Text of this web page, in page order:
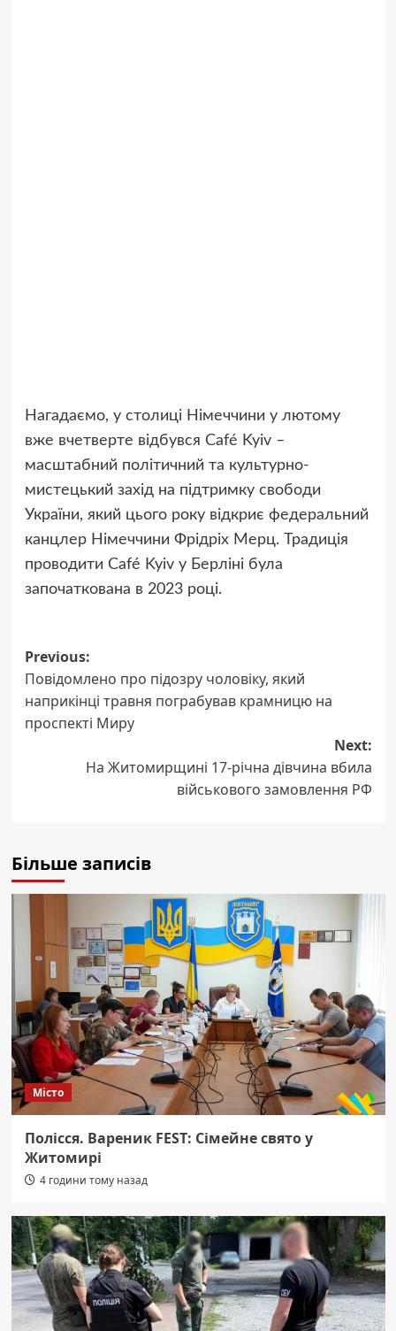
Нагадаємо, у столиці Німеччини у лютому
вже вчетверте відбувся Café Kyiv –
масштабний політичний та культурно-
мистецький захід на підтримку свободи
України, який цього року відкриє федеральний
канцлер Німеччини Фрідріх Мерц. Традиція
проводити Café Kyiv у Берліні була
започаткована в 2023 році.
Post
navigation
Previous:
Повідомлено про підозру чоловіку, який
наприкінці травня пограбував крамницю на
проспекті Миру
Next:
На Житомирщині 17-річна дівчина вбила
військового замовлення РФ
Більше записів
Місто
Полісся. Вареник FEST: Сімейне свято у
Житомирі
4 години тому назад